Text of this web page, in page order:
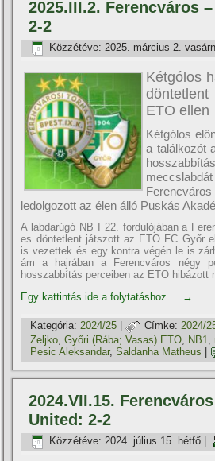
2025.III.2. Ferencváros
2-2
Közzétéve: 2025. március 2.
Kétgólos
ETO ellen
Kétgólos
a találkozót
ledolgozott az élen álló Puskás
A labdarúgó NB I 22. fordulójában a
es döntetlent játszott az ETO FC Győr
is vezettek és egy kontra végén le is
ám a hajrában a Ferencváros négy
hosszabbítás perceiben az ETO hibázott
Egy kattintás ide a folytatáshoz....
→
Kategória: 2024/25 Címke: 2024/
Zeljko ,Győri (Rába; Vasas) ETO NB1
Pesic Aleksandar,Saldanha Matheus
2024.VII.15.
United: 2-2
Közzétéve: 2024. július 15. hétfő